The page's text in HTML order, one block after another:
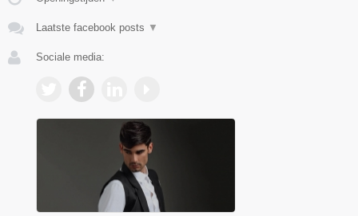
Laatste facebook posts ▼
Sociale media: